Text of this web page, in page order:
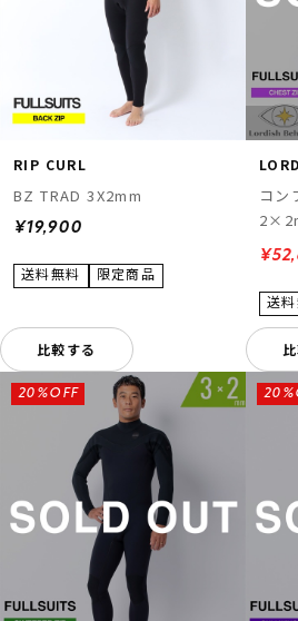
RIP CURL
BZ TRAD 3X2mm
¥19,900
比較する
コン
20%OFF